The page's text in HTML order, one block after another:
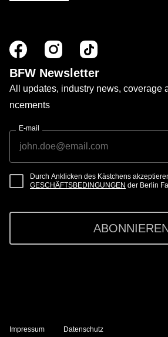
BFW Newsletter
All updates, industry news, coverage
ncements
E-mail
Durch Anklicken des Kästchens
GESCHÄFTSBEDINGUNGEN der Berlin
Impressum Datenschutz